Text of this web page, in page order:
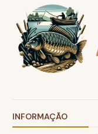
INFORMAÇÃO